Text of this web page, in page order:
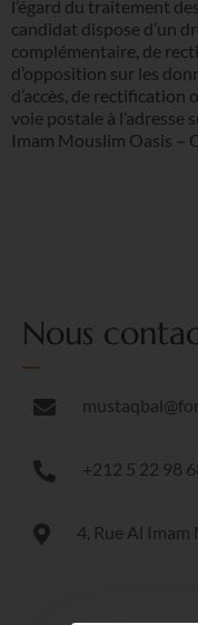
l’égard du traitement
candidat dispose d’un
complémentaire, de
d’opposition sur les
d’accès, de rectification
voie postale à l’adresse
Imam Mouslim Oasis –
Nous
+212 5 22 98
4, Rue Al